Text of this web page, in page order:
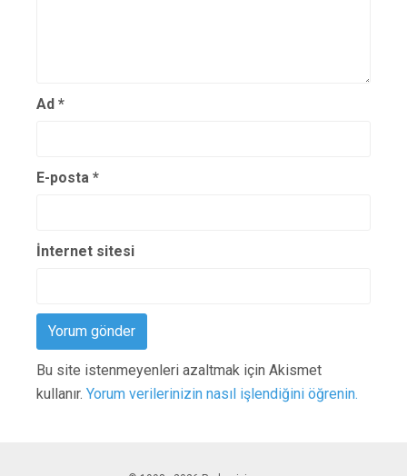
Ad *
E-posta *
İnternet sitesi
Bu site istenmeyenleri azaltmak için Akismet
kullanır. Yorum verilerinizin nasıl işlendiğini öğrenin.